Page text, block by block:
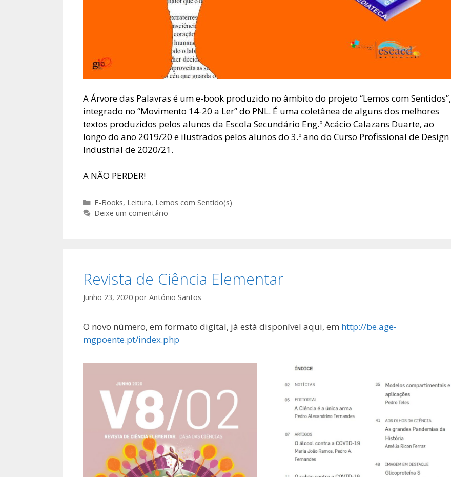
A Árvore das Palavras é um e-book produzido no âmbito do projeto “Lemos com Sentidos”,
integrado no “Movimento 14-20 a Ler” do PNL. É uma coletânea de alguns dos melhores
textos produzidos pelos alunos da Escola Secundário Eng.º Acácio Calazans Duarte, ao
longo do ano 2019/20 e ilustrados pelos alunos do 3.º ano do Curso Profissional de Design
Industrial de 2020/21.
A NÃO PERDER!
Categorias
E-Books, Leitura, Lemos com Sentido(s)
Deixe um comentário
Revista de Ciência Elementar
Junho 23, 2020 por António Santos
O novo número, em formato digital, já está disponível aqui, em http://be.age-
mgpoente.pt/index.php